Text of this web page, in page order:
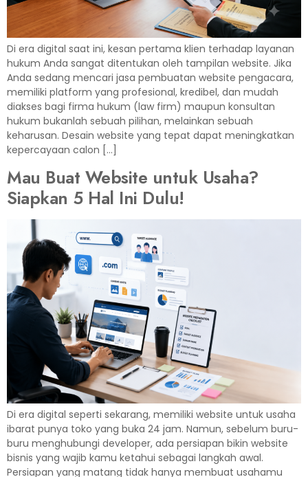
Di era digital saat ini, kesan pertama klien terhadap layanan
hukum Anda sangat ditentukan oleh tampilan website. Jika
Anda sedang mencari jasa pembuatan website pengacara,
memiliki platform yang profesional, kredibel, dan mudah
diakses bagi firma hukum (law firm) maupun konsultan
hukum bukanlah sebuah pilihan, melainkan sebuah
keharusan. Desain website yang tepat dapat meningkatkan
kepercayaan calon […]
Mau Buat Website untuk Usaha?
Siapkan 5 Hal Ini Dulu!
Di era digital seperti sekarang, memiliki website untuk usaha
ibarat punya toko yang buka 24 jam. Namun, sebelum buru-
buru menghubungi developer, ada persiapan bikin website
bisnis yang wajib kamu ketahui sebagai langkah awal.
Persiapan yang matang tidak hanya membuat usahamu